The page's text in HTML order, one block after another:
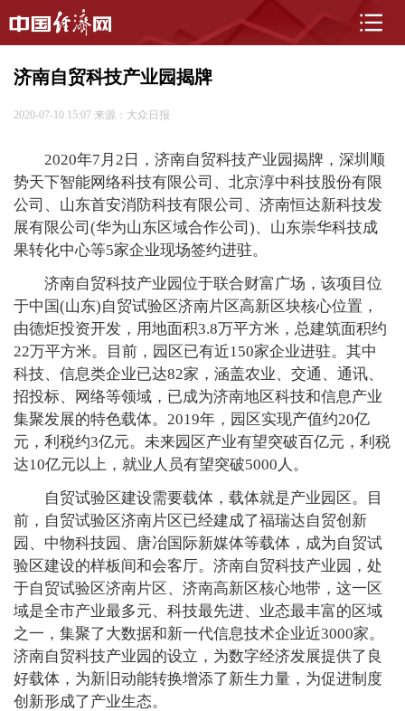
济南自贸科技产业园揭牌
2020-07-10 15:07 来源：大众日报
2020年7月2日，济南自贸科技产业园揭牌，深圳顺
势天下智能网络科技有限公司、北京淳中科技股份有限
公司、山东首安消防科技有限公司、济南恒达新科技发
展有限公司(华为山东区域合作公司)、山东崇华科技成
果转化中心等5家企业现场签约进驻。
济南自贸科技产业园位于联合财富广场，该项目位
于中国(山东)自贸试验区济南片区高新区块核心位置，
由德炬投资开发，用地面积3.8万平方米，总建筑面积约
22万平方米。目前，园区已有近150家企业进驻。其中
科技、信息类企业已达82家，涵盖农业、交通、通讯、
招投标、网络等领域，已成为济南地区科技和信息产业
集聚发展的特色载体。2019年，园区实现产值约20亿
元，利税约3亿元。未来园区产业有望突破百亿元，利税
达10亿元以上，就业人员有望突破5000人。
自贸试验区建设需要载体，载体就是产业园区。目
前，自贸试验区济南片区已经建成了福瑞达自贸创新
园、中物科技园、唐冶国际新媒体等载体，成为自贸试
验区建设的样板间和会客厅。济南自贸科技产业园，处
于自贸试验区济南片区、济南高新区核心地带，这一区
域是全市产业最多元、科技最先进、业态最丰富的区域
之一，集聚了大数据和新一代信息技术企业近3000家。
济南自贸科技产业园的设立，为数字经济发展提供了良
好载体，为新旧动能转换增添了新生力量，为促进制度
创新形成了产业生态。